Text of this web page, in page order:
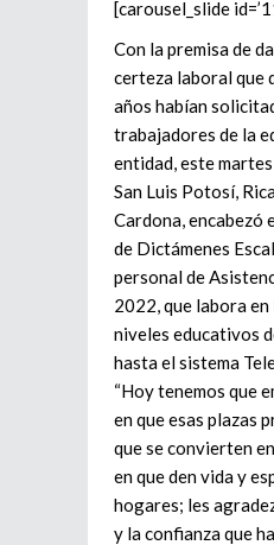
[carousel_slide
Con la premisa de
certeza laboral que
años habían
trabajadores de la
entidad, este
San Luis Potosí,
Cardona, encabezó
de Dictámenes
personal de
2022, que labora
niveles educativos
hasta el sistema
“Hoy tenemos que
en que esas plazas
que se convierten
en que den vida y
hogares; les
y la confianza que